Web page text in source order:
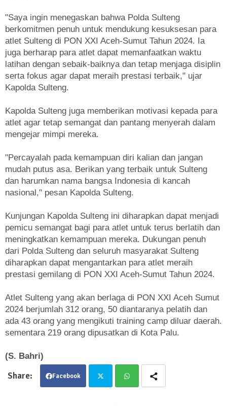
"Saya ingin menegaskan bahwa Polda Sulteng
berkomitmen penuh untuk mendukung kesuksesan para
atlet Sulteng di PON XXI Aceh-Sumut Tahun 2024. Ia
juga berharap para atlet dapat memanfaatkan waktu
latihan dengan sebaik-baiknya dan tetap menjaga disiplin
serta fokus agar dapat meraih prestasi terbaik," ujar
Kapolda Sulteng.
Kapolda Sulteng juga memberikan motivasi kepada para
atlet agar tetap semangat dan pantang menyerah dalam
mengejar mimpi mereka.
"Percayalah pada kemampuan diri kalian dan jangan
mudah putus asa. Berikan yang terbaik untuk Sulteng
dan harumkan nama bangsa Indonesia di kancah
nasional," pesan Kapolda Sulteng.
Kunjungan Kapolda Sulteng ini diharapkan dapat menjadi
pemicu semangat bagi para atlet untuk terus berlatih dan
meningkatkan kemampuan mereka. Dukungan penuh
dari Polda Sulteng dan seluruh masyarakat Sulteng
diharapkan dapat mengantarkan para atlet meraih
prestasi gemilang di PON XXI Aceh-Sumut Tahun 2024.
Atlet Sulteng yang akan berlaga di PON XXI Aceh Sumut
2024 berjumlah 312 orang, 50 diantaranya pelatih dan
ada 43 orang yang mengikuti training camp diluar daerah.
sementara 219 orang dipusatkan di Kota Palu.
(S. Bahri)
Facebook